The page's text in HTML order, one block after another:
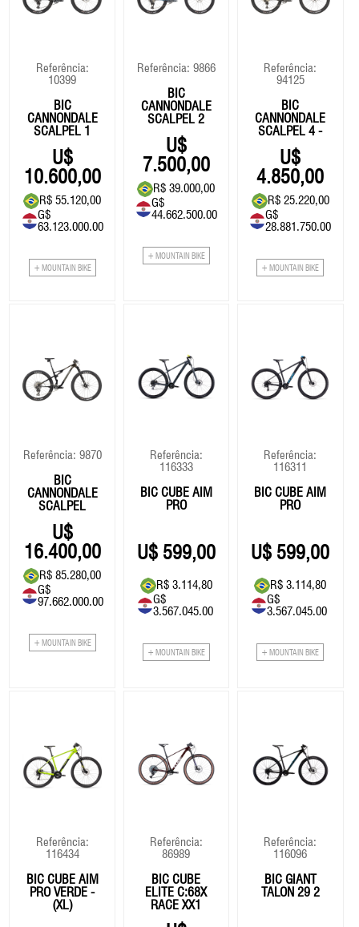
Eixo Central
Kit Reparos Suspensão
Lubrificantes/Graxa
77.994,80
Eixo Central
Guidão
Kit Reparos Suspensão
Lubrificantes/Graxa
Roldana/Cage
40654
5WT - 1L
Fita De Guidão
Vestuário
77340
BOMBA AR
STERLING L
35.00
Referência:
10399
BIC
CANNONDALE
SCALPEL 1
10.600,00
R$ 55.120,00
G$
63.123.000.00
+ MOUNTAIN BIKE
Referência: 9866
BIC
CANNONDALE
SCALPEL 2
7.500,00
R$ 39.000,00
G$
44.662.500.00
+ MOUNTAIN BIKE
Referência:
94125
BIC
CANNONDALE
SCALPEL 4 -
4.850,00
R$ 25.220,00
G$
28.881.750.00
+ MOUNTAIN BIKE
Referência: 9870
BIC
CANNONDALE
SCALPEL
LAB71
16.400,00
R$ 85.280,00
G$
97.662.000.00
+ MOUNTAIN BIKE
Referência:
116333
BIC CUBE AIM
PRO
599,00
R$ 3.114,80
G$
3.567.045.00
+ MOUNTAIN BIKE
Referência:
116311
BIC CUBE AIM
PRO
599,00
R$ 3.114,80
G$
3.567.045.00
+ MOUNTAIN BIKE
Referência:
116434
BIC CUBE AIM
PRO VERDE -
(XL)
Referência:
86989
BIC CUBE
ELITE C:68X
RACE XX1
CARBON
Referência:
116096
BIC GIANT
TALON 29 2